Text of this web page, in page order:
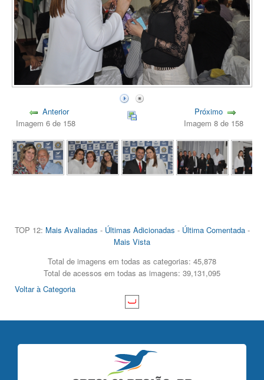
Anterior
Imagem 6 de 158
Próximo
Imagem 8 de 158
TOP 12: Mais Avaliadas - Últimas Adicionadas - Última Comentada-
Mais Vista
Total de imagens em todas as categorias: 45,878
Total de acessos em todas as imagens: 39,131,095
Voltar à Categoria